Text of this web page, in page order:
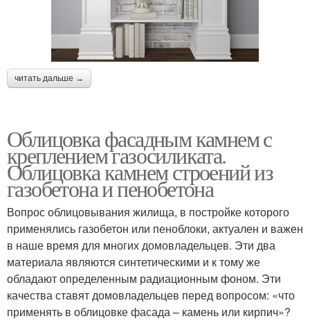
читать дальше →
Облицовка фасадным камнем с
креплением газосиликата.
Облицовка камнем строений из
газобетона и пенобетона
Вопрос облицовывания жилища, в постройке которого
применялись газобетон или пеноблоки, актуален и важен
в наше время для многих домовладельцев. Эти два
материала являются синтетическими и к тому же
обладают определенным радиационным фоном. Эти
качества ставят домовладельцев перед вопросом: «что
применять в облицовке фасада – камень или кирпич»?